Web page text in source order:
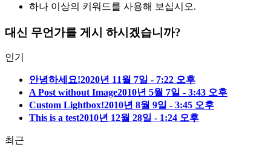
하나 이상의 키워드를 사용해 보십시오.
대신 무언가를 게시 하시겠습니까?
인기
안녕하세요!2020년 11월 7일 - 7:22 오후
A Post without Image2010년 5월 7일 - 3:43 오후
Custom Lightbox!2010년 8월 9일 - 3:45 오후
This is a test2010년 12월 28일 - 1:24 오후
최근